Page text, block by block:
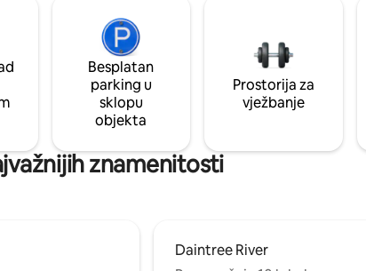
Besplatan
parking u
sklopu
objekta
Prostorija za
vježbanje
znamenitosti
Daintree River